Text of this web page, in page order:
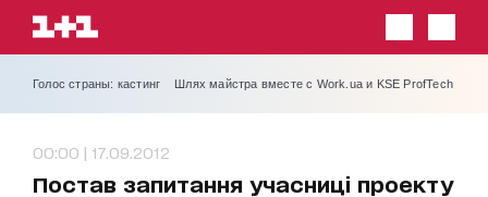
Голос страны: кастинг Шлях майстра вместе с Work.ua и KSE ProfTech
00:00 | 17.09.2012
Постав запитання учасниці проекту